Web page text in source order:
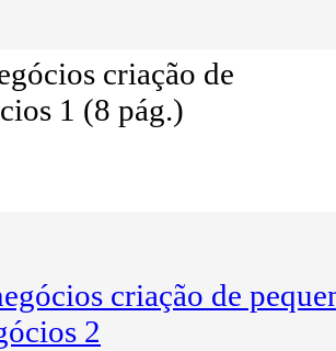
criação de
1 (8 pág.)
criação de
2